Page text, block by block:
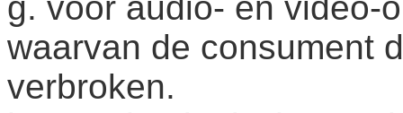
waarvan de consument
verbroken.